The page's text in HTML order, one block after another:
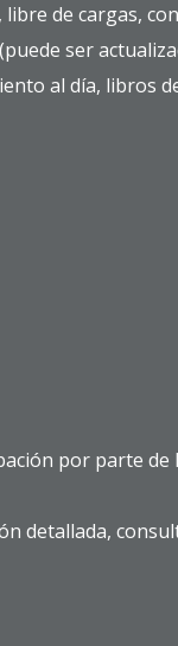
de cargas,
ser
al día, libros
por parte de
detallada,